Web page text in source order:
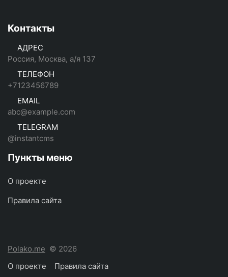
Контакты
АДРЕС
Россия, Москва, а/я 137
ТЕЛЕФОН
+7123456789
EMAIL
abc@example.com
TELEGRAM
@instantcms
Пункты меню
О проекте
Правила сайта
Polako.me © 2026
О проекте
Правила сайта